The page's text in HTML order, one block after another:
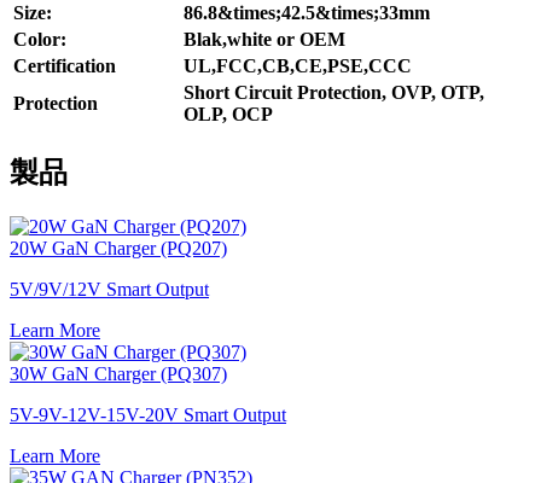
Size:
86.8&times;42.5&times;33mm
Color:
Blak,white or OEM
Certification
UL,FCC,CB,CE,PSE,CCC
Protection
Short Circuit Protection, OVP, OTP,
OLP, OCP
製品
20W GaN Charger (PQ207)
5V/9V/12V Smart Output
Learn More
30W GaN Charger (PQ307)
5V-9V-12V-15V-20V Smart Output
Learn More